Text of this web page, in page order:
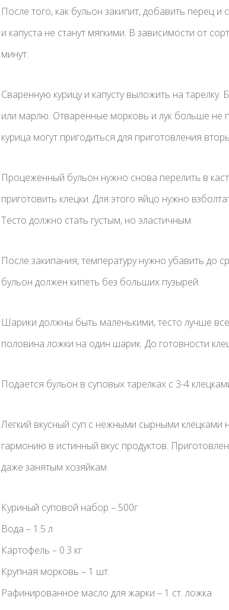
После того, как бульон закипит, добавить перец
и капуста не станут мягкими. В зависимости от
минут.
Сваренную курицу и капусту выложить на
или марлю. Отваренные морковь и лук больше не
курица могут пригодиться для приготовления
Процеженный бульон нужно снова перелить в
приготовить клецки. Для этого яйцо нужно
Тесто должно стать густым, но эластичным.
После закипания, температуру нужно убавить до
бульон должен кипеть без больших пузырей.
Шарики должны быть маленькими, тесто лучше
половина ложки на один шарик. До готовности
Подается бульон в суповых тарелках с 3-4
Легкий вкусный суп с нежными сырными клецками
гармонию в истинный вкус продуктов.
даже занятым хозяйкам.
Куриный суповой набор – 500г
Вода – 1.5 л
Картофель – 0.3 кг
Крупная морковь – 1 шт.
Рафинированное масло для жарки – 1 ст. ложка